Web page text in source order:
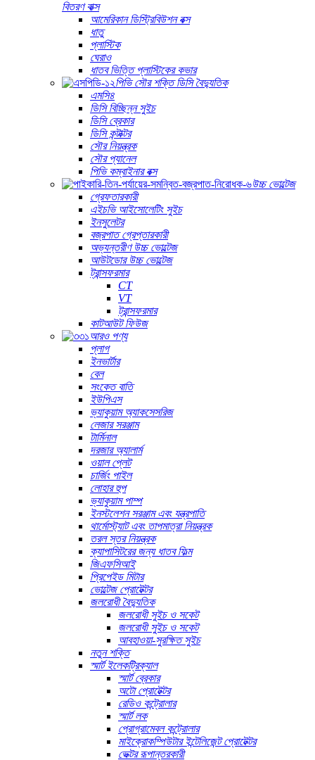
বিতরণ বাক্স
আমেরিকান ডিস্ট্রিবিউশন বক্স
ধাতু
প্লাস্টিক
ঘেরাও
ধাতব ভিত্তি প্লাস্টিকের কভার
পিভি সৌর শক্তি ডিসি বৈদ্যুতিক
এমসি৪
ডিসি বিচ্ছিন্ন সুইচ
ডিসি ব্রেকার
ডিসি কন্টাক্টর
সৌর নিয়ন্ত্রক
সৌর প্যানেল
পিভি কম্বাইনার বক্স
উচ্চ ভোল্টেজ
গ্রেফতারকারী
এইচভি আইসোলেটিং সুইচ
ইনসুলেটর
বজ্রপাত গ্রেপ্তারকারী
অভ্যন্তরীণ উচ্চ ভোল্টেজ
আউটডোর উচ্চ ভোল্টেজ
ট্রান্সফরমার
CT
VT
ট্রান্সফরমার
কাটআউট ফিউজ
আরও পণ্য
প্লাগ
ইনভার্টার
বেল
সংকেত বাতি
ইউপিএস
ভ্যাকুয়াম অ্যাকসেসরিজ
লেজার সরঞ্জাম
টার্মিনাল
দরজার অ্যালার্ম
ওয়াল প্লেট
চার্জিং পাইল
লোহার হুপ
ভ্যাকুয়াম পাম্প
ইনস্টলেশন সরঞ্জাম এবং যন্ত্রপাতি
থার্মোস্ট্যাট এবং তাপমাত্রা নিয়ন্ত্রক
তরল স্তর নিয়ন্ত্রক
ক্যাপাসিটরের জন্য ধাতব ফিল্ম
জিএফসিআই
প্রিপেইড মিটার
ভোল্টেজ প্রোটেক্টর
জলরোধী বৈদ্যুতিক
জলরোধী সুইচ ও সকেট
জলরোধী সুইচ ও সকেট
আবহাওয়া-সুরক্ষিত সুইচ
নতুন শক্তি
স্মার্ট ইলেকট্রিক্যাল
স্মার্ট ব্রেকার
অটো প্রোটেক্টর
রেডিও কন্ট্রোলার
স্মার্ট লক
প্রোগ্রামেবল কন্ট্রোলার
মাইক্রোকম্পিউটার ইন্টেলিজেন্ট প্রোটেক্টর
ভেক্টর রূপান্তরকারী